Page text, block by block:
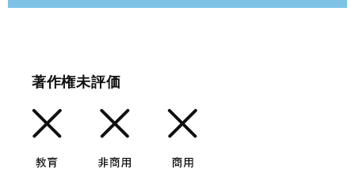
著作権未評価